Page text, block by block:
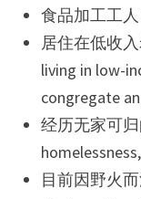
食品加工工人
居住在低收
living in low-
congregate
经历无家可归
homelessness,
目前因野火